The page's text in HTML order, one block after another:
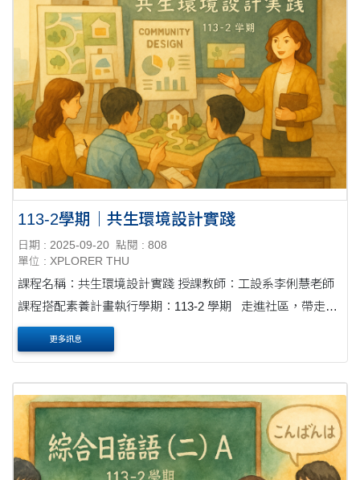
113-2學期｜共生環境設計實踐
日期 : 2025-09-20 點閱 : 808
單位 : XPLORER THU
課程名稱：共生環境設計實踐 授課教師：工設系李俐慧老師
課程搭配素養計畫執行學期：113-2 學期 走進社區，帶走真
實與行動力 課程帶領學生深入大學鄰近社區，親身感受並思
考在地社會課....
更多訊息